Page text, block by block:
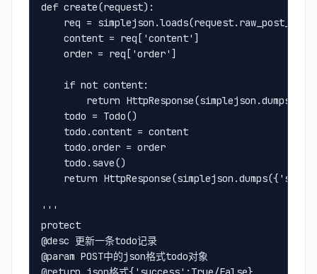
def create(request):
req =
    content = req['content']
    order = req['order']
    if not content:
return
    todo = Todo()
    todo.content = content
    todo.order = order
    todo.save()
return
'''
protect
@desc 更新一条todo记录
@param POST中的json格式todo对象